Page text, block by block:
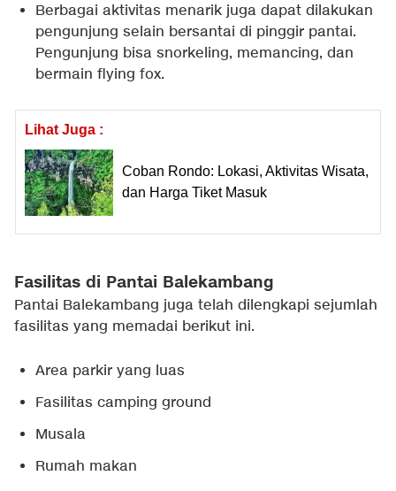
Berbagai aktivitas menarik juga dapat dilakukan
pengunjung selain bersantai di pinggir pantai.
Pengunjung bisa snorkeling, memancing, dan
bermain flying fox.
Lihat Juga :
Coban Rondo: Lokasi, Aktivitas Wisata,
dan Harga Tiket Masuk
Fasilitas di Pantai Balekambang
Pantai Balekambang juga telah dilengkapi sejumlah
fasilitas yang memadai berikut ini.
Area parkir yang luas
Fasilitas camping ground
Musala
Rumah makan